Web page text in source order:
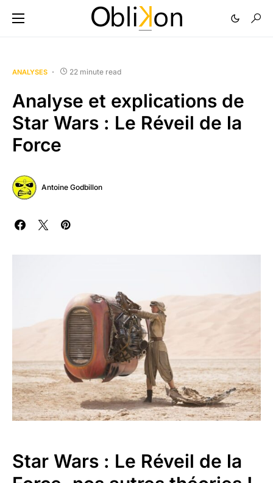
ANALYSES 22 minute read
Analyse et explications de
Star Wars : Le Réveil de la
Force
Antoine Godbillon
Star Wars : Le Réveil de la